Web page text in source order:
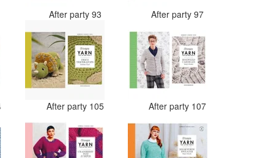
After party 93 After party 97
After party 105 After party 107